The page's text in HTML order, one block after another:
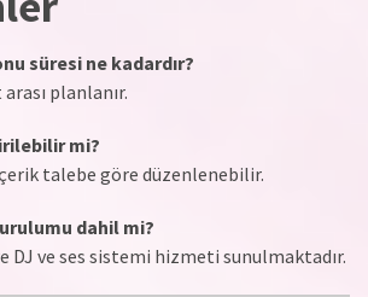
süresi ne kadardır?
planlanır.
mi?
içerik talebe göre düzenlenebilir.
dahil mi?
DJ ve ses sistemi hizmeti sunulmaktadır.